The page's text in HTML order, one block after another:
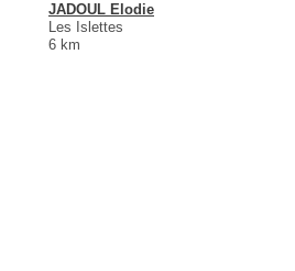
JADOUL Elodie
Les Islettes
6 km